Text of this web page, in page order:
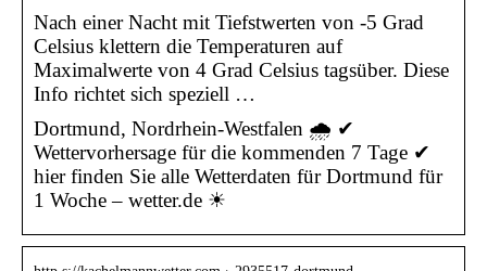
Nach einer Nacht mit Tiefstwerten von -5 Grad
Celsius klettern die Temperaturen auf
Maximalwerte von 4 Grad Celsius tagsüber. Diese
Info richtet sich speziell …
Dortmund, Nordrhein-Westfalen 🌧️ ✔
Wettervorhersage für die kommenden 7 Tage ✔
hier finden Sie alle Wetterdaten für Dortmund für
1 Woche – wetter.de ☀